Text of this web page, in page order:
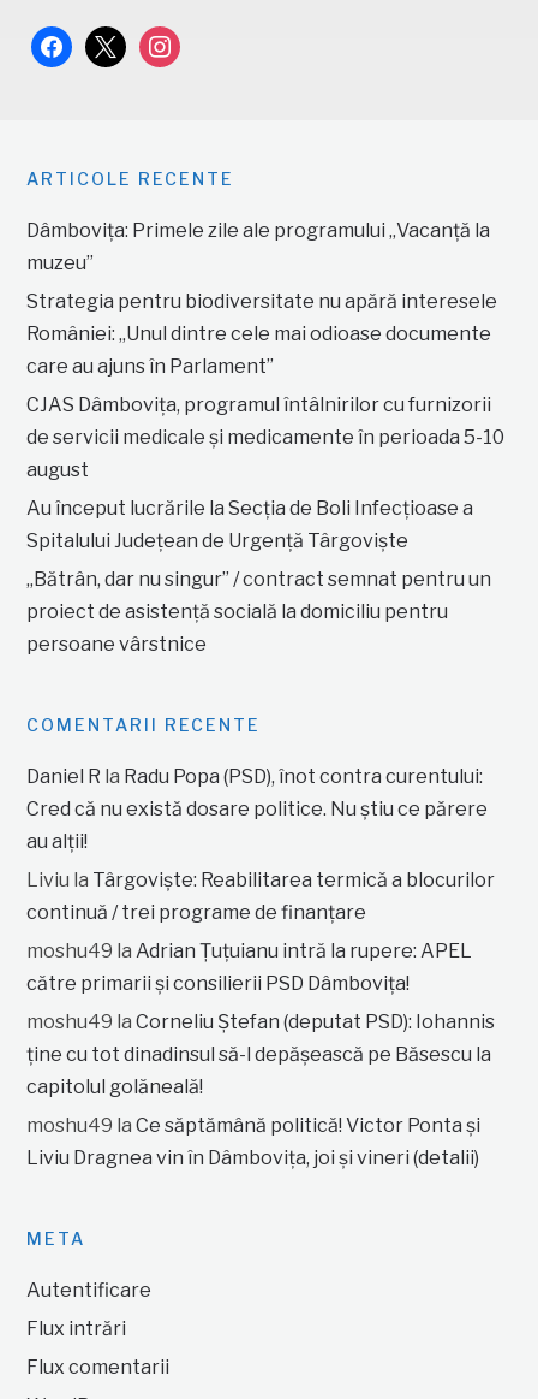
facebook
x instagram
ARTICOLE RECENTE
Dâmbovița: Primele zile ale programului „Vacanță la
muzeu”
Strategia pentru biodiversitate nu apără interesele
României: „Unul dintre cele mai odioase documente
care au ajuns în Parlament”
CJAS Dâmbovița, programul întâlnirilor cu furnizorii
de servicii medicale și medicamente în perioada 5-10
august
Au început lucrările la Secția de Boli Infecțioase a
Spitalului Județean de Urgență Târgoviște
„Bătrân, dar nu singur” / contract semnat pentru un
proiect de asistență socială la domiciliu pentru
persoane vârstnice
COMENTARII RECENTE
Daniel R la Radu Popa (PSD), înot contra curentului:
Cred că nu există dosare politice. Nu știu ce părere
au alții!
Liviu la Târgoviște: Reabilitarea termică a blocurilor
continuă / trei programe de finanțare
moshu49 laAdrian Țuțuianu intră la rupere: APEL
către primarii și consilierii PSD Dâmbovița!
moshu49 laCorneliu Ștefan (deputat PSD): Iohannis
ține cu tot dinadinsul să-l depășească pe Băsescu la
capitolul golăneală!
moshu49 laCe săptămână politică! Victor Ponta și
Liviu Dragnea vin în Dâmbovița, joi și vineri (detalii)
META
Autentificare
Flux intrări
Flux comentarii